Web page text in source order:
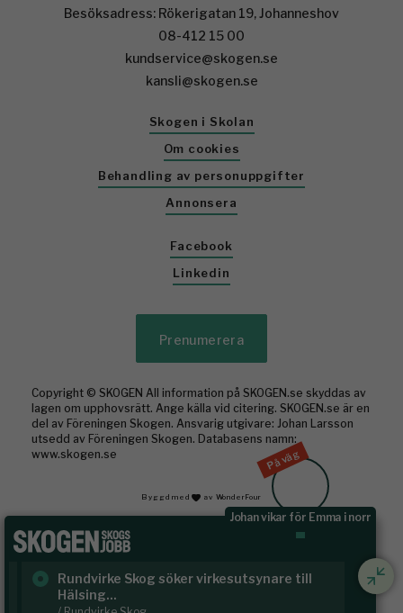
På väg
Johan vikar för Emma i norr
Rundvirke Skog söker virkesutsynare till
Hälsing...
Besöksadress: Rökerigatan 19, Johanneshov
08-412 15 00
kundservice@skogen.se
kansli@skogen.se
Skogen i Skolan
Om cookies
Behandling av personuppgifter
Annonsera
Facebook
Linkedin
Prenumerera
Copyright © SKOGEN All information på SKOGEN.se skyddas av
lagen om upphovsrätt. Ange källa vid citering. SKOGEN.se är en
del av Föreningen Skogen. Ansvarig utgivare: Johan Larsson
utsedd av Föreningen Skogen. Databasens namn:
www.skogen.se
Byggd med av WonderFour